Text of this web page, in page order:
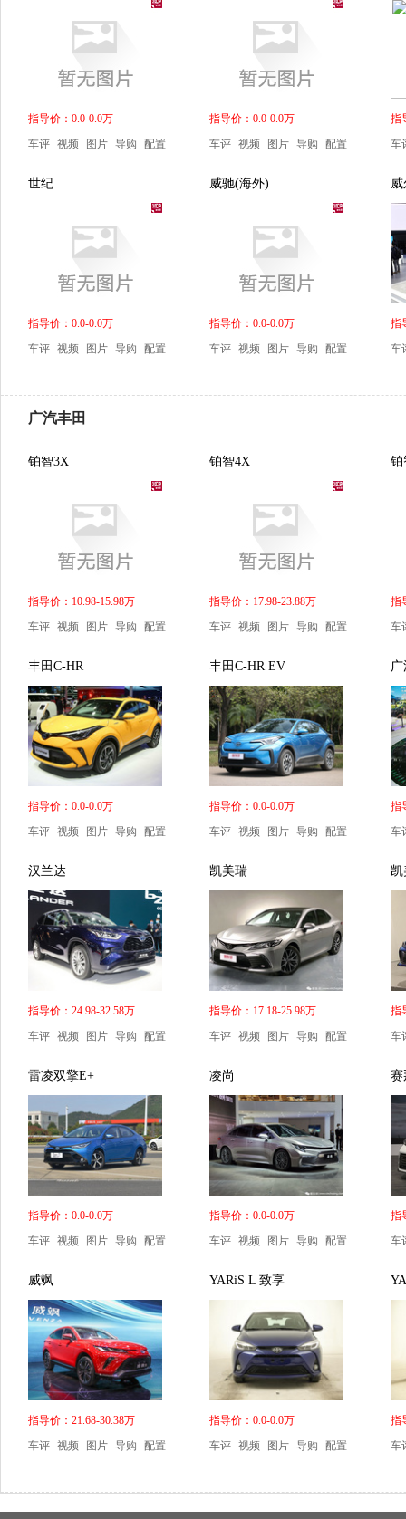
指导价：0.0-0.0万
车评 视频 图片 导购 配置
指导价：0.0-0.0万
车评 视频 图片 导购 配置
指
车
世纪
指导价：0.0-0.0万
车评 视频 图片 导购 配置
威驰(海外)
指导价：0.0-0.0万
车评 视频 图片 导购 配置
指
车
广汽丰田
铂智3X
指导价：10.98-15.98万
车评 视频 图片 导购 配置
铂智4X
指导价：17.98-23.88万
车评 视频 图片 导购 配置
铂
指
车
丰田C-HR
指导价：0.0-0.0万
车评 视频 图片 导购 配置
丰田C-HR EV
指导价：0.0-0.0万
车评 视频 图片 导购 配置
指
车
汉兰达
指导价：24.98-32.58万
车评 视频 图片 导购 配置
凯美瑞
指导价：17.18-25.98万
车评 视频 图片 导购 配置
凯
指
车
雷凌双擎E+
指导价：0.0-0.0万
车评 视频 图片 导购 配置
凌尚
指导价：0.0-0.0万
车评 视频 图片 导购 配置
赛
指
车
威飒
指导价：21.68-30.38万
车评 视频 图片 导购 配置
YARiS L 致享
指导价：0.0-0.0万
车评 视频 图片 导购 配置
指
车